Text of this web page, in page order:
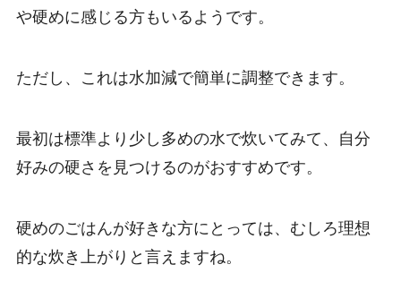
や硬めに感じる方もいるようです。
ただし、これは水加減で簡単に調整できます。
最初は標準より少し多めの水で炊いてみて、自分
好みの硬さを見つけるのがおすすめです。
硬めのごはんが好きな方にとっては、むしろ理想
的な炊き上がりと言えますね。